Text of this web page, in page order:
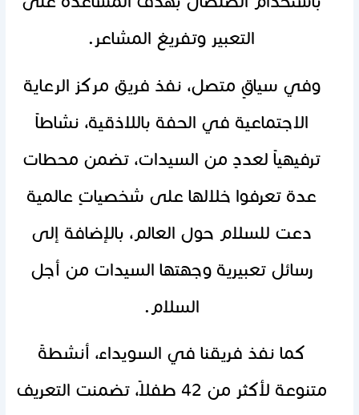
التعبير وتفريغ المشاعر.
وفي سياقٍ متصل، نفذ فريق مركز الرعاية
الاجتماعية في الحفة باللاذقية، نشاطاً
ترفيهياً لعددٍ من السيدات، تضمن محطات
عدة تعرفوا خلالها على شخصياتٍ عالمية
دعت للسلام حول العالم، بالإضافة إلى
رسائل تعبيرية وجهتها السيدات من أجل
السلام.
كما نفذ فريقنا في السويداء، أنشطةً
متنوعة لأكثر من 42 طفلاً، تضمنت التعريف